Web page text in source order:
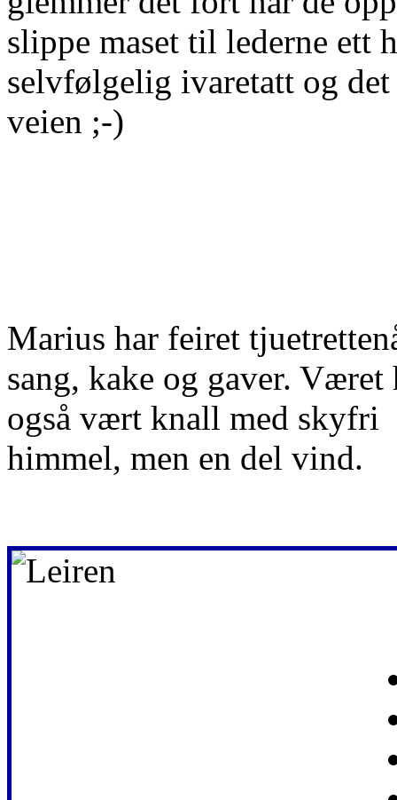
slippe maset til lederne ett
selvfølgelig ivaretatt og
veien ;-)
Marius har feiret
sang, kake og gaver. Været
også vært knall med skyfri
himmel, men en del vind.